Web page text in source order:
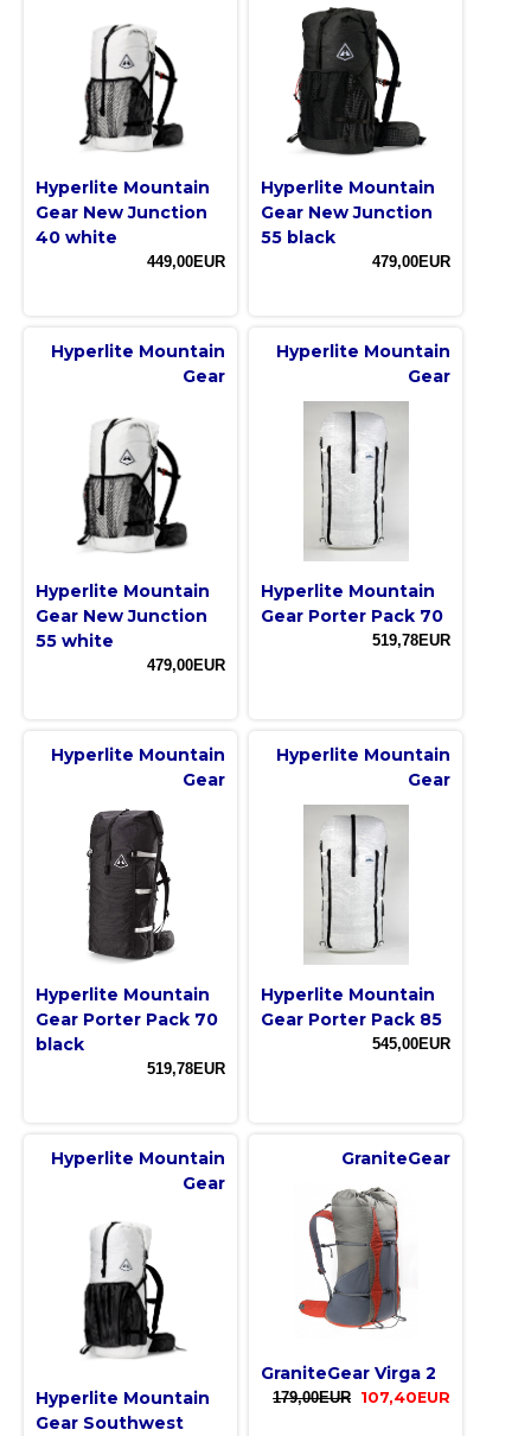
Hyperlite Mountain
Gear New Junction
40 white
449,00EUR
Hyperlite Mountain
Gear New Junction
55 black
479,00EUR
Hyperlite Mountain
Gear
Hyperlite Mountain
Gear New Junction
55 white
479,00EUR
Hyperlite Mountain
Gear
Hyperlite Mountain
Gear Porter Pack 70
519,78EUR
Hyperlite Mountain
Gear
Hyperlite Mountain
Gear Porter Pack 70
black
519,78EUR
Hyperlite Mountain
Gear
Hyperlite Mountain
Gear Porter Pack 85
545,00EUR
Hyperlite Mountain
Gear
Hyperlite Mountain
Gear Southwest
GraniteGear
GraniteGear Virga 2
179,00EUR 107,40EUR